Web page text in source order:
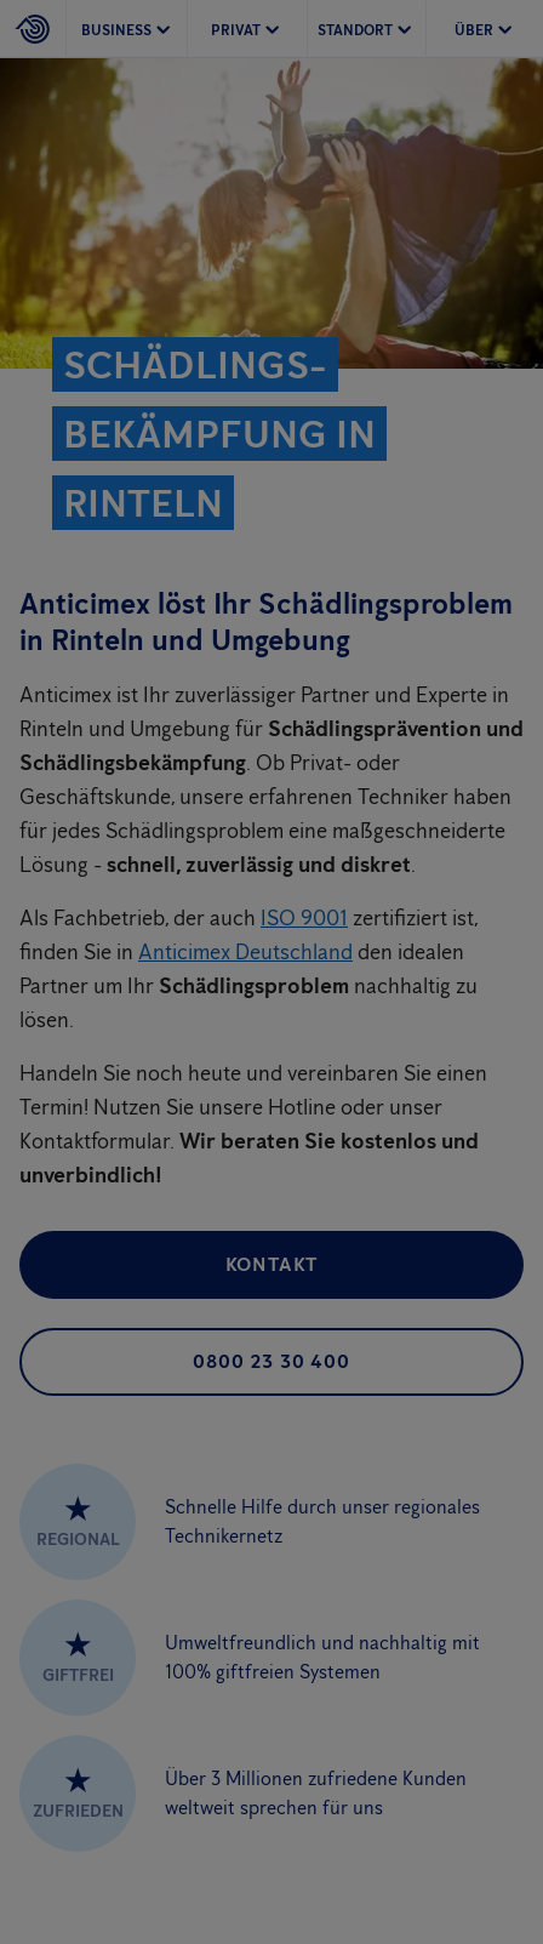
BUSINESS PRIVAT STANDORT ÜBER
SCHÄDLINGS­
BEKÄMPFUNG IN
RINTELN
Anticimex löst Ihr Schädlingsproblem
in Rinteln und Umgebung
Anticimex ist Ihr zuverlässiger Partner und Experte in
Rinteln und Umgebung für Schädlingsprävention und
Schädlingsbekämpfung. Ob Privat- oder
Geschäftskunde, unsere erfahrenen Techniker haben
für jedes Schädlingsproblem eine maßgeschneiderte
Lösung - schnell, zuverlässig und diskret.
Als Fachbetrieb, der auch ISO 9001 zertifiziert ist,
finden Sie in Anticimex Deutschland den idealen
Partner um Ihr Schädlingsproblem nachhaltig zu
lösen.
Handeln Sie noch heute und vereinbaren Sie einen
Termin! Nutzen Sie unsere Hotline oder unser
Kontaktformular. Wir beraten Sie kostenlos und
unverbindlich!
KONTAKT
0800 23 30 400
★
REGIONAL
Schnelle Hilfe durch unser regionales
Technikernetz
★
GIFTFREI
Umweltfreundlich und nachhaltig mit
100% giftfreien Systemen
★
ZUFRIEDEN
Über 3 Millionen zufriedene Kunden
weltweit sprechen für uns